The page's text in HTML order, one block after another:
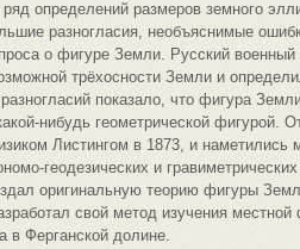
определений размеров земного
разногласия, необъяснимые
о фигуре Земли. Русский
трёхосности Земли и
показало, что фигура
нибудь геометрической фигурой.
Листингом в 1873, и наметились
геодезических и
оригинальную теорию фигуры
свой метод изучения
в Ферганской долине.